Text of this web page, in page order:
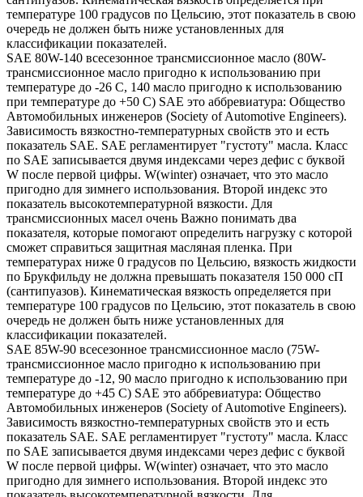
температуре 100 градусов по Цельсию, этот показатель в свою
очередь не должен быть ниже установленных для
классификации показателей.
SAE 80W-140 всесезонное трансмиссионное масло (80W-
трансмиссионное масло пригодно к использованию при
температуре до -26 С, 140 масло пригодно к использованию
при температуре до +50 С) SAE это аббревиатура: Общество
Автомобильных инженеров (Society of Automotive Engineers).
Зависимость вязкостно-температурных свойств это и есть
показатель SAE. SAE регламентирует "густоту" масла. Класс
по SAE записывается двумя индексами через дефис с буквой
W после первой цифры. W(winter) означает, что это масло
пригодно для зимнего использования. Второй индекс это
показатель высокотемпературной вязкости. Для
трансмиссионных масел очень Важно понимать два
показателя, которые помогают определить нагрузку с которой
сможет справиться защитная масляная пленка. При
температурах ниже 0 градусов по Цельсию, вязкость жидкости
по Брукфильду не должна превышать показателя 150 000 сП
(сантипуазов). Кинематическая вязкость определяется при
температуре 100 градусов по Цельсию, этот показатель в свою
очередь не должен быть ниже установленных для
классификации показателей.
SAE 85W-90 всесезонное трансмиссионное масло (75W-
трансмиссионное масло пригодно к использованию при
температуре до -12, 90 масло пригодно к использованию при
температуре до +45 С) SAE это аббревиатура: Общество
Автомобильных инженеров (Society of Automotive Engineers).
Зависимость вязкостно-температурных свойств это и есть
показатель SAE. SAE регламентирует "густоту" масла. Класс
по SAE записывается двумя индексами через дефис с буквой
W после первой цифры. W(winter) означает, что это масло
пригодно для зимнего использования. Второй индекс это